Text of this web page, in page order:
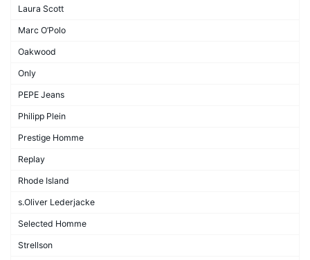
Laura Scott
Marc O’Polo
Oakwood
Only
PEPE Jeans
Philipp Plein
Prestige Homme
Replay
Rhode Island
s.Oliver Lederjacke
Selected Homme
Strellson